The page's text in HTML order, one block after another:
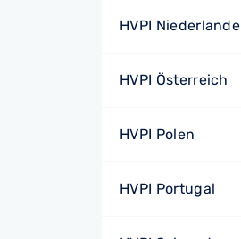
HVPI Niederlande
HVPI Österreich
HVPI Polen
HVPI Portugal